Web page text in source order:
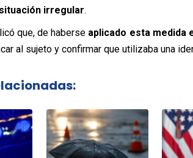
irregular.
que, de haberse aplicado esta medida
al sujeto y confirmar que utilizaba una